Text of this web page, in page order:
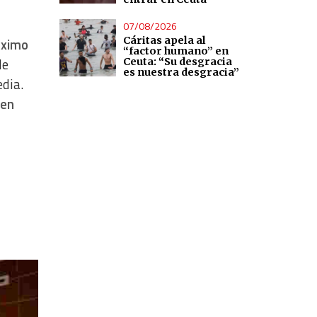
07/08/2026
Cáritas apela al
“factor humano” en
Ceuta: “Su desgracia
es nuestra desgracia”